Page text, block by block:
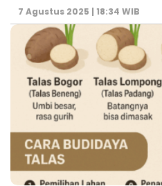
7 Agustus 2025 | 18:34 WIB